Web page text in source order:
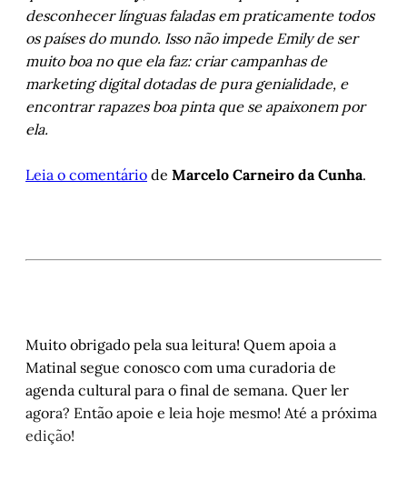
desconhecer línguas faladas em praticamente todos
os países do mundo. Isso não impede Emily de ser
muito boa no que ela faz: criar campanhas de
marketing digital dotadas de pura genialidade, e
encontrar rapazes boa pinta que se apaixonem por
ela.
Leia o comentário de Marcelo Carneiro da Cunha.
Muito obrigado pela sua leitura! Quem apoia a
Matinal segue conosco com uma curadoria de
agenda cultural para o final de semana. Quer ler
agora? Então apoie e leia hoje mesmo! Até a próxima
edição!